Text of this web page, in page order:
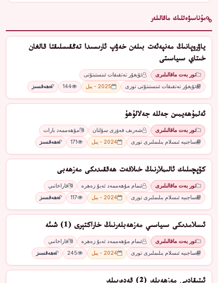
مۇناسىۋەتلىك ماقالىلەر
ياۋروپانىڭ مەنپەئەت بىلەن خەۋپ ئارىسىدا تەڭقىسلىقتا قالغان
خىتاي سىياسىتى
تور بەت ماقالىلىرى
ئۇيغۇر تەتقىقات ئىنستىتۇتى
ئۇيغۇر تەتقىقات ئىنستىتۇتى تورى
2025 - يىل 144 ھەقسىز
ئەلمۇھەيمىن جەللە جەلالۇھۇ
تور بەت ماقالىلىرى شەرىف فەۋزى سۇلتان
مۇھەممەد بارات
ساجىيە ئىسلام بىلىملىرى تورى
2024 - يىل 171 ھەقسىز
كۆپچىلىك ئالىملارنىڭ خىلافەت ھەققىدىكى مەزھەبى
تور بەت ماقالىلىرى ئىمام مۇھەممەد ئەبۇ زەھرە
قاراخانىي
ساجىيە ئىسلام بىلىملىرى تورى
2024 - يىل 117 ھەقسىز
ئىسلامدىكى سىياسىي مەزھەبلەرنىڭ خاراكتېرى (1) شىئە
تور بەت ماقالىلىرى ئىمام مۇھەممەد ئەبۇ زەھرە
قاراخانىي
ساجىيە ئىسلام بىلىملىرى تورى
2024 - يىل 245 ھەقسىز